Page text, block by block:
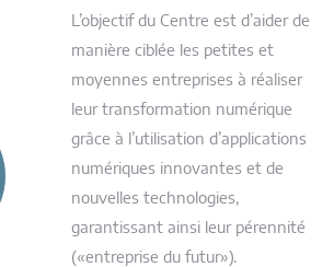
L’objectif du Centre est d’aider de
manière ciblée les petites et
moyennes entreprises à réaliser
leur transformation numérique
grâce à l’utilisation d’applications
numériques innovantes et de
nouvelles technologies,
garantissant ainsi leur pérennité
(«entreprise du futur»).